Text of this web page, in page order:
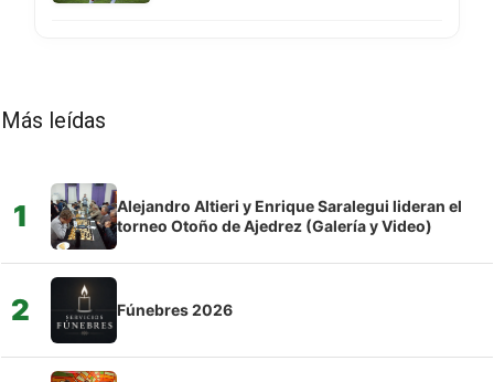
Más leídas
1
Alejandro Altieri y Enrique Saralegui lideran el
torneo Otoño de Ajedrez (Galería y Video)
2 Fúnebres 2026